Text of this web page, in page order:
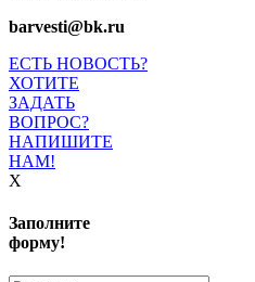
barvesti@bk.ru
ЕСТЬ НОВОСТЬ?
ХОТИТЕ
ЗАДАТЬ
ВОПРОС?
НАПИШИТЕ
НАМ!
X
Заполните
форму!